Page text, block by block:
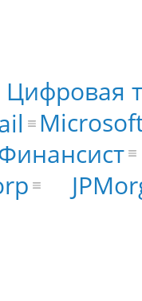
Цифровая